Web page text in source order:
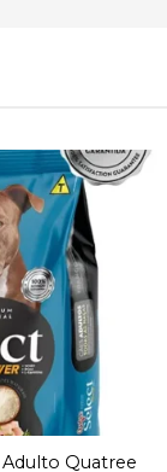
Adicionar
à lista de
desejos
Adulto Quatree